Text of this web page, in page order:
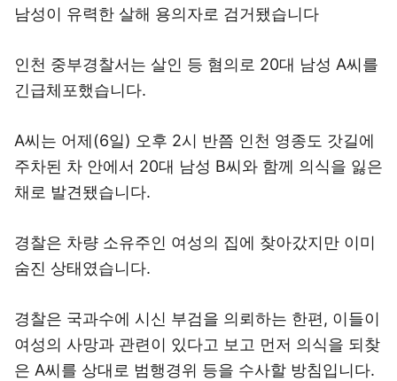
남성이 유력한 살해 용의자로 검거됐습니다
인천 중부경찰서는 살인 등 혐의로 20대 남성 A씨를
긴급체포했습니다.
A씨는 어제(6일) 오후 2시 반쯤 인천 영종도 갓길에
주차된 차 안에서 20대 남성 B씨와 함께 의식을 잃은
채로 발견됐습니다.
경찰은 차량 소유주인 여성의 집에 찾아갔지만 이미
숨진 상태였습니다.
경찰은 국과수에 시신 부검을 의뢰하는 한편, 이들이
여성의 사망과 관련이 있다고 보고 먼저 의식을 되찾
은 A씨를 상대로 범행경위 등을 수사할 방침입니다.